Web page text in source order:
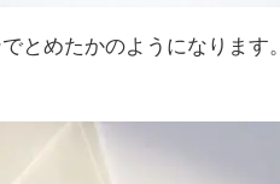
とめたかのようになります。